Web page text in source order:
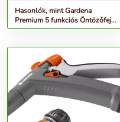
Hasonlók, mint Gardena
Premium 5 funkciós Öntözőfej
8107 utódja - szürke-narancs